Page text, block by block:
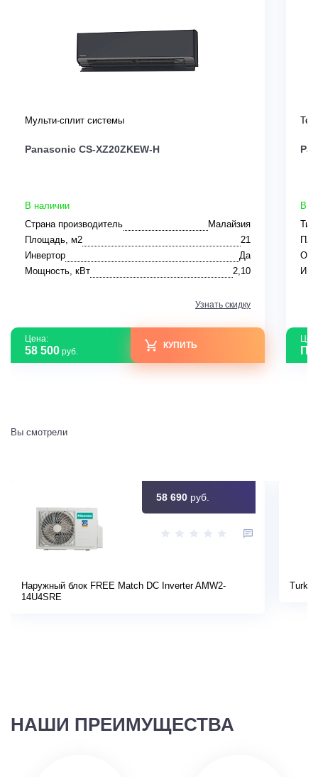
Мульти-сплит системы
Panasonic CS-XZ20ZKEW-H
В наличии
Страна производитель
Малайзия
Площадь, м2
21
Инвертор
Да
Мощность, кВт
2,10
Узнать скидку
Цена:
58 500 руб.
КУПИТЬ
В
Тип
По
Вы смотрели
58 690 руб.
Наружный блок FREE Match DC Inverter AMW2-
14U4SRE
НАШИ ПРЕИМУЩЕСТВА